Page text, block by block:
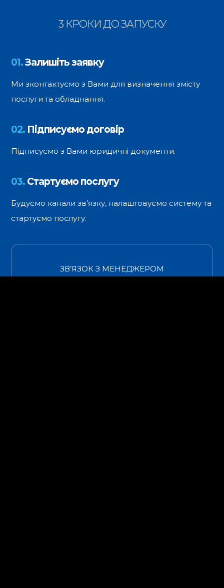
3 КРОКИ ДО ЗАПУСКУ
01.Залишіть заявку
Ми зконтактуємо з Вами для визначення змісту
послуги та обладнання.
02. Підписуємо договір
Підписуємо з Вами юридичні документи.
03. Стартуємо послугу
Будуємо канали зв’язку, налаштовуємо систему та
стартуємо послугу.
ЗВ’ЯЗОК З МЕНЕДЖЕРОМ